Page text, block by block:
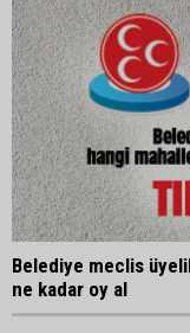
Belediye meclis
ne kadar oy al